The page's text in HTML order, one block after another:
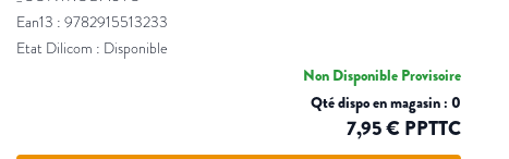
Ean13 : 9782915513233
Etat Dilicom : Disponible
Non Disponible Provisoire
Qté dispo en magasin : 0
7,95 € PPTTC